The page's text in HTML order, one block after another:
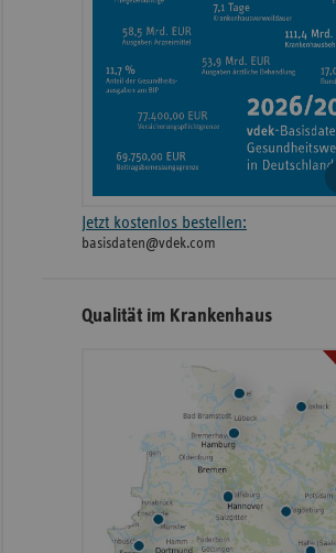
Jetzt kostenlos bestellen:
basisdaten@vdek.com
Qualität im Krankenhaus